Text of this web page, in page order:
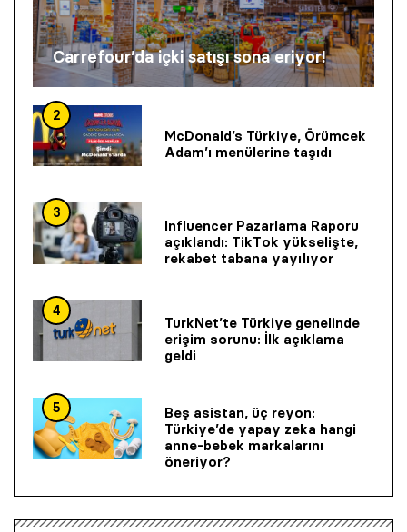
Carrefour’da içki satışı sona eriyor!
2
McDonald’s Türkiye, Örümcek
Adam’ı menülerine taşıdı
3
Influencer Pazarlama Raporu
açıklandı: TikTok yükselişte,
rekabet tabana yayılıyor
4
TurkNet’te Türkiye genelinde
erişim sorunu: İlk açıklama
geldi
5
Beş asistan, üç reyon:
Türkiye’de yapay zeka hangi
anne-bebek markalarını
öneriyor?